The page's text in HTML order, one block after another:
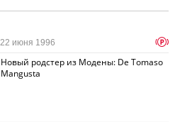
Новый родстер из Модены: De Tomaso
Mangusta
22 июня 1996 p